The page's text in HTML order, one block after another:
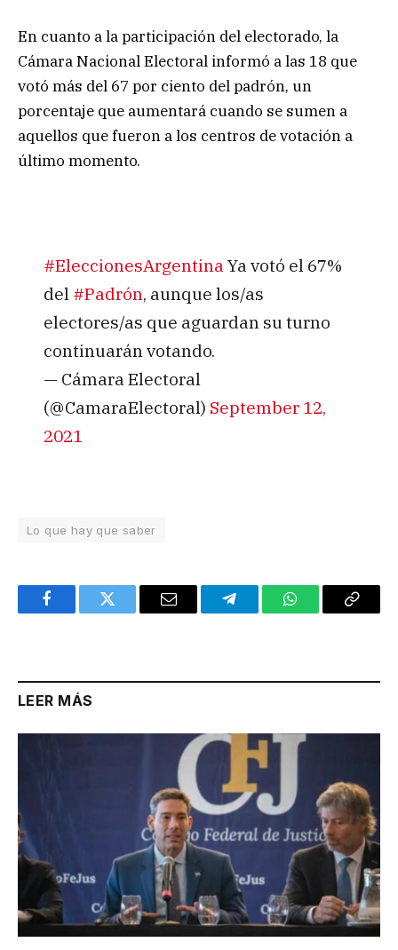
En cuanto a la participación del electorado, la
Cámara Nacional Electoral informó a las 18 que
votó más del 67 por ciento del padrón, un
porcentaje que aumentará cuando se sumen a
aquellos que fueron a los centros de votación a
último momento.
#EleccionesArgentina Ya votó el 67%
del #Padrón, aunque los/as
electores/as que aguardan su turno
continuarán votando.
— Cámara Electoral
(@CamaraElectoral) September 12,
2021
Lo que hay que saber
FacebookTwitter Email TelegramWhatsAppCopy
LEER MÁS